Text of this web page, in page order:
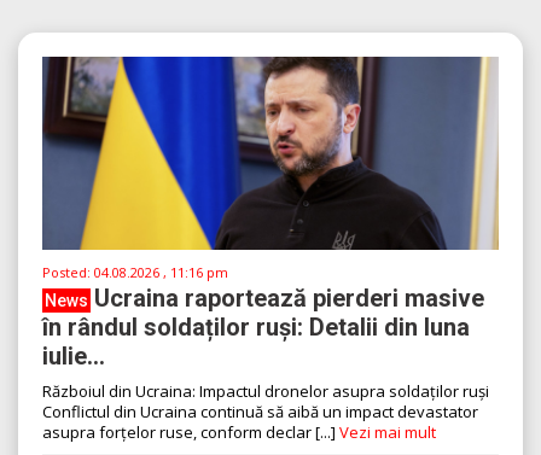
Posted: 04.08.2026 , 11:16 pm
News Ucraina raportează pierderi masive
în rândul soldaților ruși: Detalii din luna
iulie...
Războiul din Ucraina: Impactul dronelor asupra soldaților ruși
Conflictul din Ucraina continuă să aibă un impact devastator
asupra forțelor ruse, conform declar [...] Vezi mai mult